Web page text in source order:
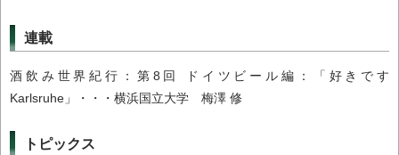
連載
酒飲み世界紀行：第8回 ドイツビール編：「好きです
Karlsruhe」・・・横浜国立大学 梅澤 修
トピックス